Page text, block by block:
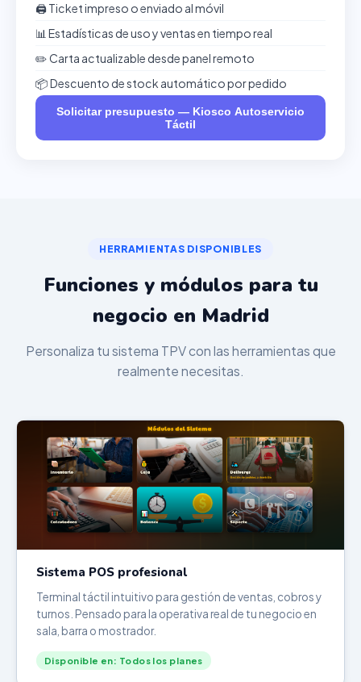
🖨️ Ticket impreso o enviado al móvil
📊 Estadísticas de uso y ventas en tiempo real
✏️ Carta actualizable desde panel remoto
📦 Descuento de stock automático por pedido
Solicitar presupuesto — Kiosco Autoservicio
Táctil
HERRAMIENTAS DISPONIBLES
Funciones y módulos para tu
negocio en Madrid
Personaliza tu sistema TPV con las herramientas que
realmente necesitas.
Sistema POS profesional
Terminal táctil intuitivo para gestión de ventas, cobros y
turnos. Pensado para la operativa real de tu negocio en
sala, barra o mostrador.
Disponible en: Todos los planes